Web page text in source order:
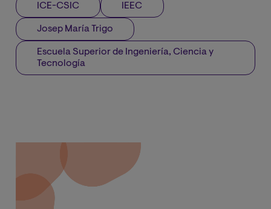
ICE-CSIC IEEC
Josep María Trigo
Escuela Superior de Ingeniería, Ciencia y
Tecnología